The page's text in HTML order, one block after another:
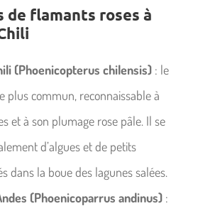
de flamants roses à
(Phoenicopterus chilensis) : le
plus commun, reconnaissable à
et à son plumage rose pâle. Il se
d’algues et de petits
dans la boue des lagunes salées.
(Phoenicoparrus andinus) :